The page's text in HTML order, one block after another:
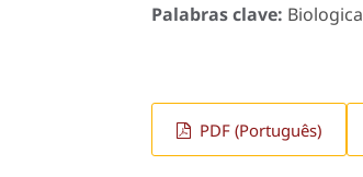
Palabras clave:
PDF (Português)